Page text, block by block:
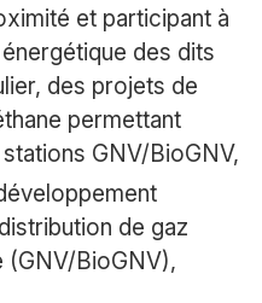
et participant à
des dits
des projets de
permettant
GNV/BioGNV,
de gaz
(GNV/BioGNV),